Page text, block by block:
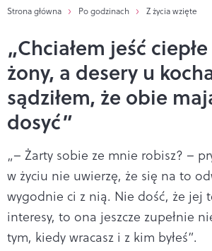
Strona główna Po godzinach Z życia wzięte
„Chciałem jeść
żony, a desery u
sądziłem, że obie
dosyć”
„– Żarty sobie ze mnie robisz? –
w życiu nie uwierzę, że się na to
wygodnie ci z nią. Nie dość, że jej
interesy, to ona jeszcze zupełnie
tym, kiedy wracasz i z kim byłeś”.